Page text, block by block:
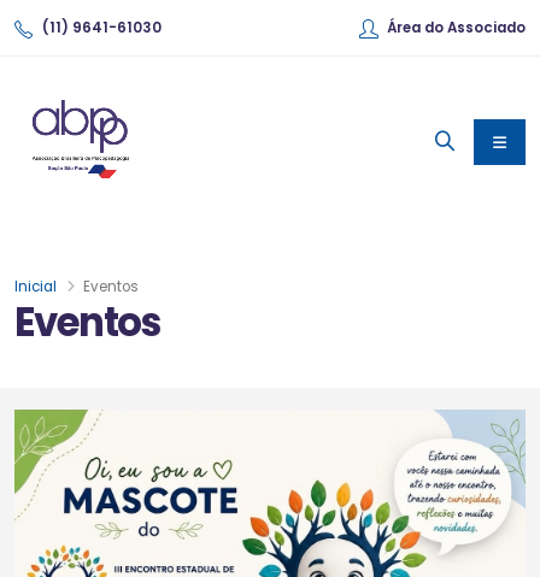
(11) 9641-61030 Área do Associado
Eventos
Inicial Eventos